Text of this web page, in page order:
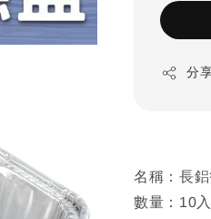
分
名稱：長
數量：10